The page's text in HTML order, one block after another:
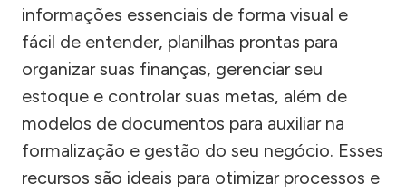
informações essenciais de forma visual e
fácil de entender, planilhas prontas para
organizar suas finanças, gerenciar seu
estoque e controlar suas metas, além de
modelos de documentos para auxiliar na
formalização e gestão do seu negócio. Esses
recursos são ideais para otimizar processos e